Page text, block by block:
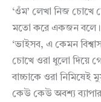
‘ওঁম’ লেখা নিজ চোখে
মতো করে একজন বলে।
‘ভাইসব, এ কেমন
চোখে ওরা ধুলো দিয়ে
বাচ্চাকে ওরা নিমিষেই
কেউ কেউ অবশ্য